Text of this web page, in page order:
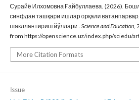
Сурайё Илхомовна Ғайбуллаева. (2026).
синфдан ташқари ишлар орқали
шакллантириш йўллари . Science and Education,
from https://openscience.uz/index.php/sciedu/
More Citation Formats
Issue